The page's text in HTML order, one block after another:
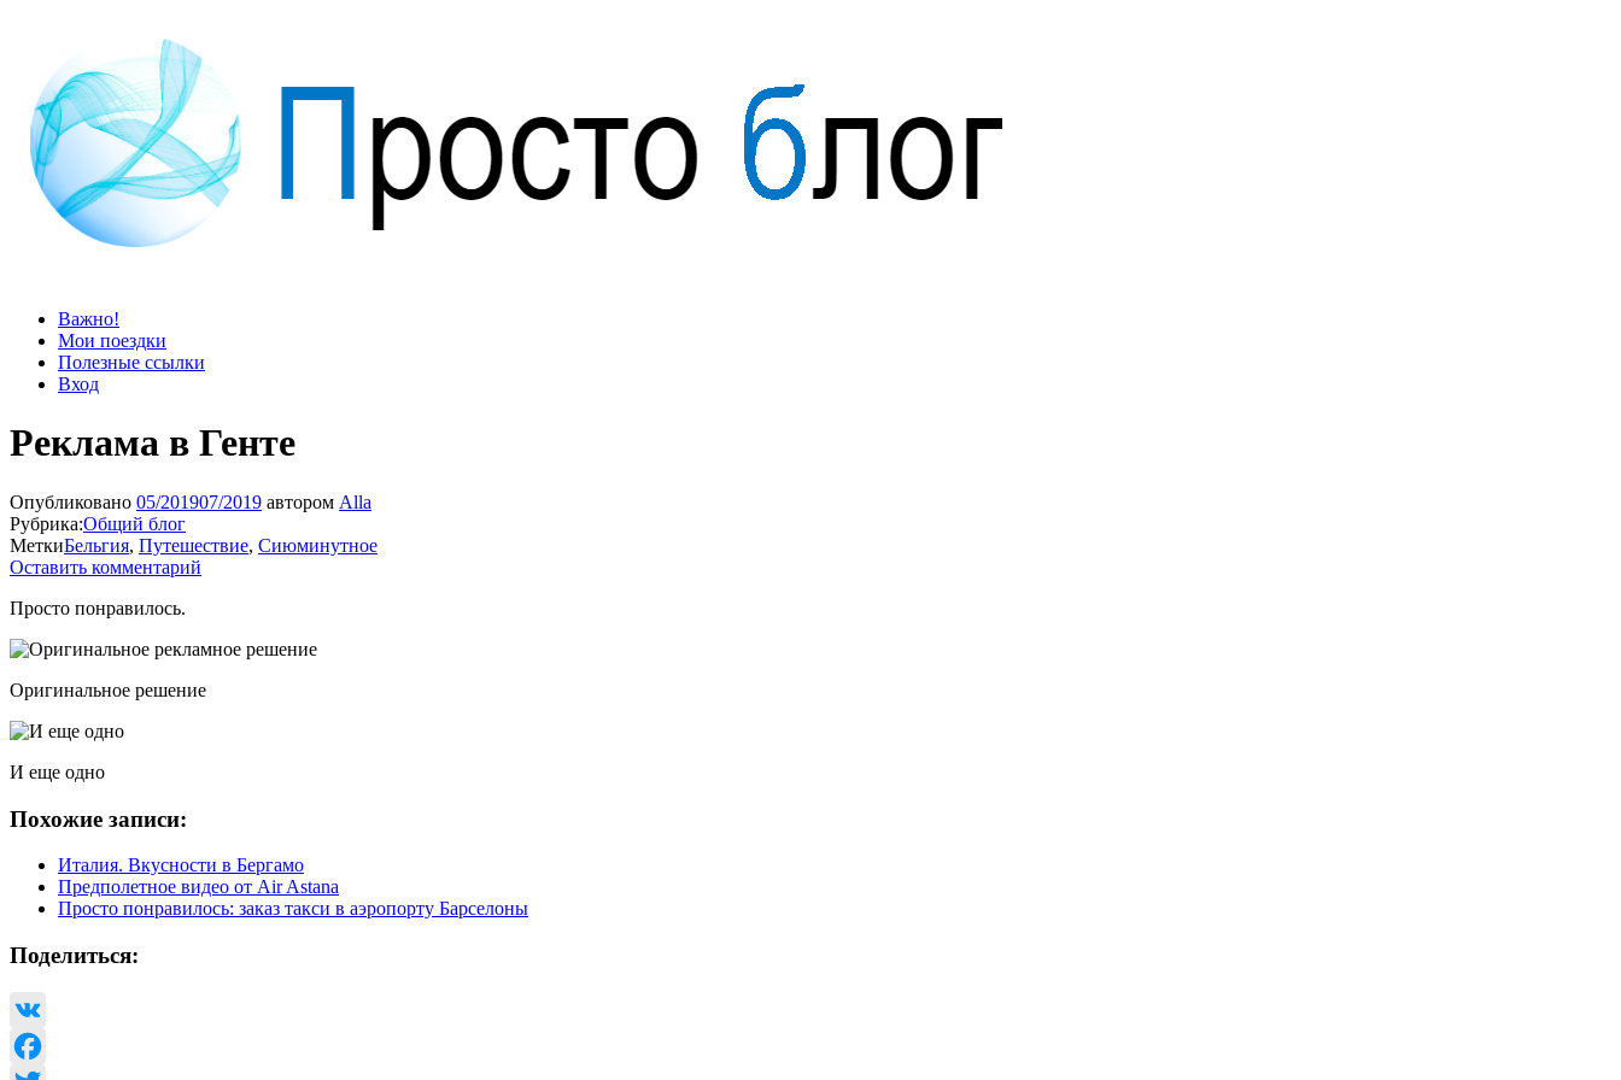
Просто блог
Мир удивительней, чем кажется
Важно!
Мои поездки
Полезные ссылки
Вход
Реклама в Генте
Опубликовано 05/201907/2019 автором Alla
Рубрика:Общий блог
МеткиБельгия, Путешествие, Сиюминутное
Оставить комментарий
Просто понравилось.
Оригинальное решение
И еще одно
Похожие записи:
Италия. Вкусности в Бергамо
Предполетное видео от Air Astana
Просто понравилось: заказ такси в аэропорту Барселоны
Поделиться:
VK